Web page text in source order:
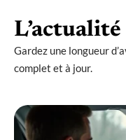
L’actualité
Gardez une longueur
complet et à jour.